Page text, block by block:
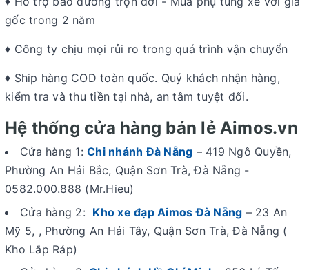
gốc trong 2 năm
♦ Công ty chịu mọi rủi ro trong quá trình vận chuyển
♦ Ship hàng COD toàn quốc. Quý khách nhận hàng,
kiểm tra và thu tiền tại nhà, an tâm tuyệt đối.
Hệ thống cửa hàng bán lẻ Aimos.vn
Cửa hàng 1: Chi nhánh Đà Nẵng – 419 Ngô Quyền,
Phường An Hải Bắc, Quận Sơn Trà, Đà Nẵng -
0582.000.888 (Mr.Hieu)
Cửa hàng 2: Kho xe đạp Aimos Đà Nẵng – 23 An
Mỹ 5, , Phường An Hải Tây, Quận Sơn Trà, Đà Nẵng (
Kho Lắp Ráp)